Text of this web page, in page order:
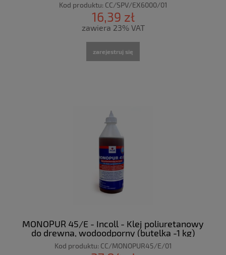
Kod produktu: CC/SPV/EX6000/01
16,39 zł
zawiera 23% VAT
zarejestruj się
MONOPUR 45/E - Incoll - Klej poliuretanowy
do drewna, wodoodporny (butelka -1 kg)
Kod produktu: CC/MONOPUR45/E/01